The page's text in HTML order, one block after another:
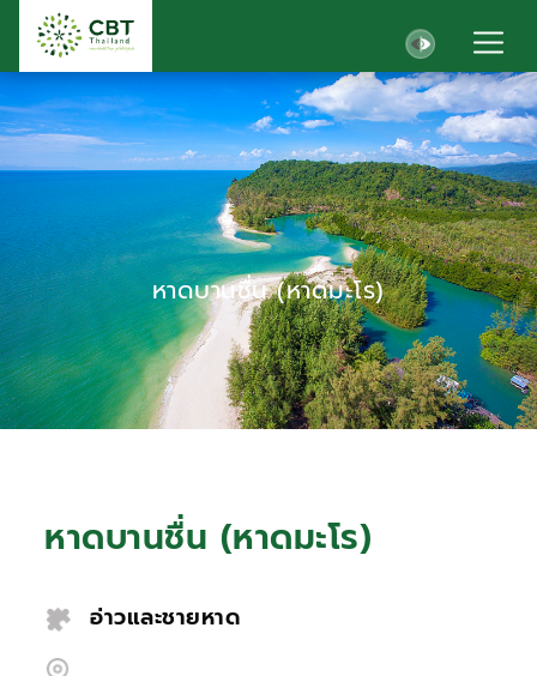
หาดบานชื่น (หาดมะโร)
หาดบานชื่น (หาดมะโร)
อ่าวและชายหาด